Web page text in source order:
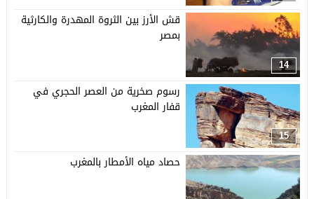
14
قش الأرز بين الثروة المهدرة والكارثية
بمصر
15
رسوم صخرية من العصر الحجري في
قفار المغرب
حصاد مياه الأمطار بالمغرب